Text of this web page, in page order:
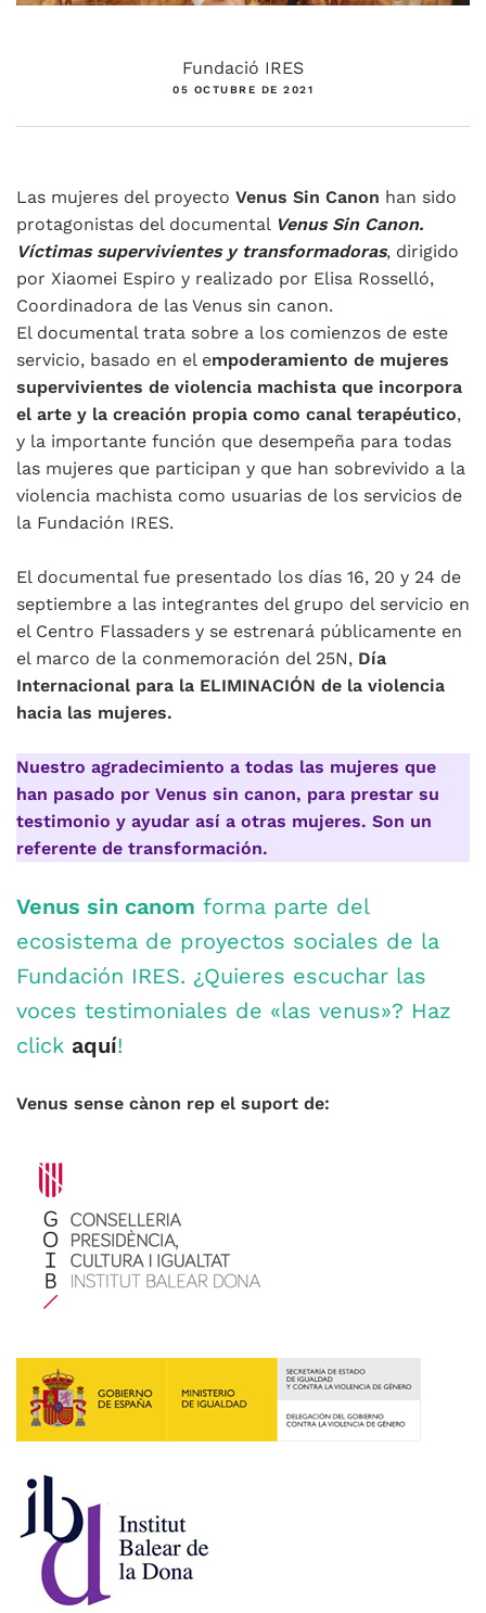
Fundació IRES
05 OCTUBRE DE 2021
Las mujeres del proyecto Venus Sin Canon han sido
protagonistas del documental Venus Sin Canon.
Víctimas supervivientes y transformadoras, dirigido
por Xiaomei Espiro y realizado por Elisa Rosselló,
Coordinadora de las Venus sin canon.
El documental trata sobre a los comienzos de este
servicio, basado en el empoderamiento de mujeres
supervivientes de violencia machista que incorpora
el arte y la creación propia como canal terapéutico,
y la importante función que desempeña para todas
las mujeres que participan y que han sobrevivido a la
violencia machista como usuarias de los servicios de
la Fundación IRES.
El documental fue presentado los días 16, 20 y 24 de
septiembre a las integrantes del grupo del servicio en
el Centro Flassaders y se estrenará públicamente en
el marco de la conmemoración del 25N, Día
Internacional para la ELIMINACIÓN de la violencia
hacia las mujeres.
Nuestro agradecimiento a todas las mujeres que
han pasado por Venus sin canon, para prestar su
testimonio y ayudar así a otras mujeres. Son un
referente de transformación.
Venus sin canom forma parte del
ecosistema de proyectos sociales de la
Fundación IRES. ¿Quieres escuchar las
voces testimoniales de «las venus»? Haz
click aquí!
Venus sense cànon rep el suport de: